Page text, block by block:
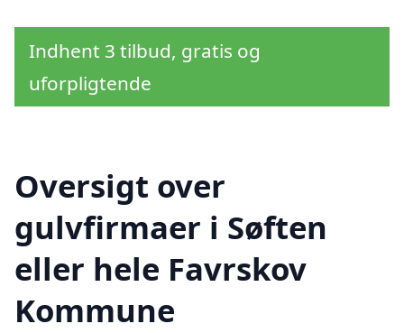
Indhent 3 tilbud, gratis og
uforpligtende
Oversigt over
gulvfirmaer i Søften
eller hele Favrskov
Kommune